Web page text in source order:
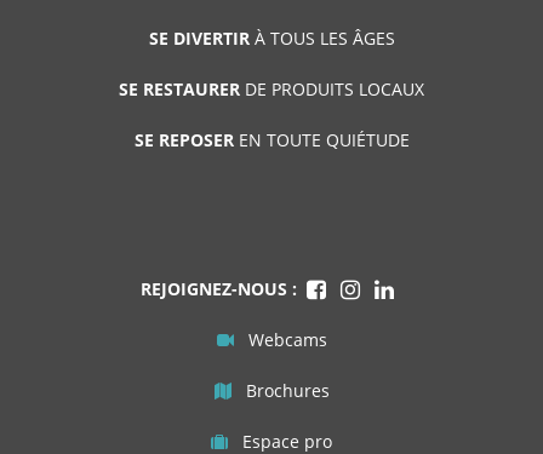
SE DIVERTIRÀ TOUS LES ÂGES
SE RESTAURER DE PRODUITS LOCAUX
SE REPOSEREN TOUTE QUIÉTUDE
REJOIGNEZ-NOUS :
Webcams
Brochures
Espace pro